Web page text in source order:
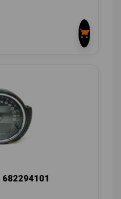
682294101